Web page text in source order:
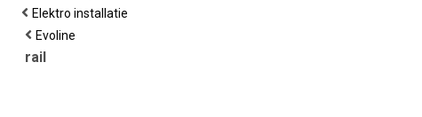
Elektro installatie
Evoline
rail